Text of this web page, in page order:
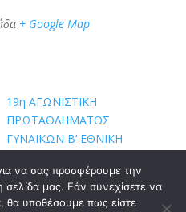
+ Google Map
19η ΑΓΩΝΙΣΤΙΚΗ
ΠΡΩΤΑΘΛΗΜΑΤΟΣ
ΓΥΝΑΙΚΩΝ Β’ ΕΘΝΙΚΗ
να σας προσφέρουμε την
σελίδα μας. Εάν συνεχίσετε να
θα υποθέσουμε πως είστε